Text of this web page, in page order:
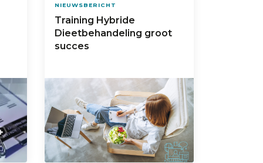
NIEUWSBERICHT
Training Hybride
Dieetbehandeling groot
succes